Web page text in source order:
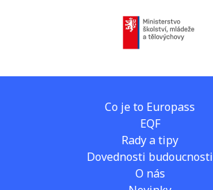
Co je to Europass
EQF
Rady a tipy
Dovednosti budoucnosti
O nás